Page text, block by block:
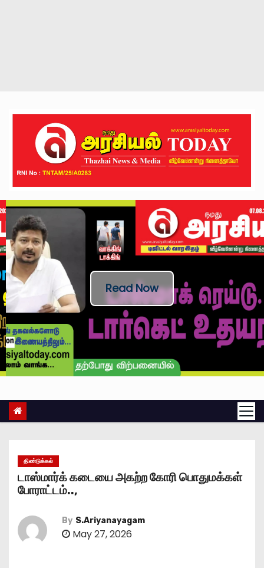
Read Now
திண்டுக்கல்
டாஸ்மார்க் கடையை அகற்ற கோரி பொதுமக்கள்
போராட்டம்..,
By S.Ariyanayagam
May 27, 2026